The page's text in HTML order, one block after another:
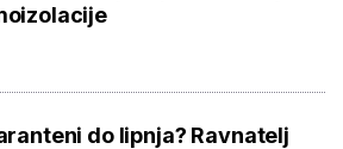
do lipnja? Ravnatelj